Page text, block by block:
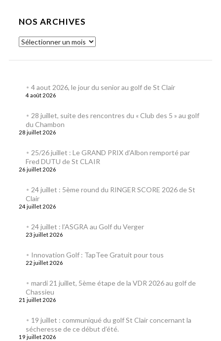
NOS ARCHIVES
4 aout 2026, le jour du senior au golf de St Clair
4 août 2026
28 juillet, suite des rencontres du « Club des 5 » au golf
du Chambon
28 juillet 2026
25/26 juillet : Le GRAND PRIX d’Albon remporté par
Fred DUTU de St CLAIR
26 juillet 2026
24 juillet : 5ème round du RINGER SCORE 2026 de St
Clair
24 juillet 2026
24 juillet : l’ASGRA au Golf du Verger
23 juillet 2026
Innovation Golf : TapTee Gratuit pour tous
22 juillet 2026
mardi 21 juillet, 5ème étape de la VDR 2026 au golf de
Chassieu
21 juillet 2026
19 juillet : communiqué du golf St Clair concernant la
sécheresse de ce début d’été.
19 juillet 2026